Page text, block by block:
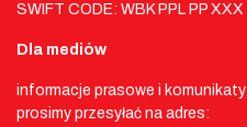
SWIFT CODE: WBK PPL PP XXX
Dla mediów
informacje prasowe i komunikaty
prosimy przesyłać na adres: